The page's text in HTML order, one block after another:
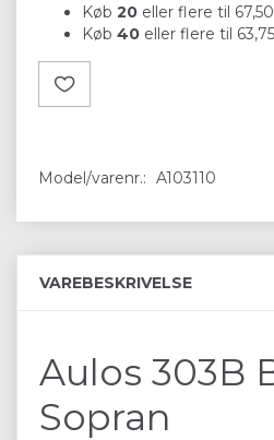
Køb 20 eller flere til 67,50
Køb 40 eller flere til 63,75
Model/varenr.: A103110
VAREBESKRIVELSE
Aulos 303B
Sopran